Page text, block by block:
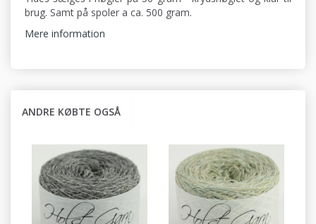
brug. Samt på spoler a ca. 500 gram.
Mere information
ANDRE KØBTE OGSÅ